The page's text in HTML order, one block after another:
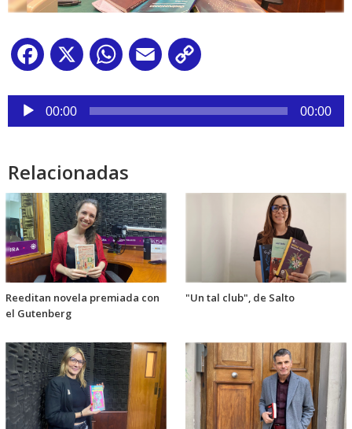
Facebook
X WhatsApp
Email
Reproductor
audio
00:00 00:00
Relacionadas
Reeditan novela premiada con
el Gutenberg
"Un tal club", de Salto